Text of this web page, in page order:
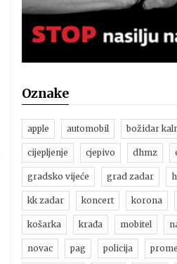
Oznake
apple automobil božidar
cijepljenje cjepivo dhmz
gradsko vijeće grad zadar
kk zadar koncert korona
košarka krađa mobitel
novac pag policija